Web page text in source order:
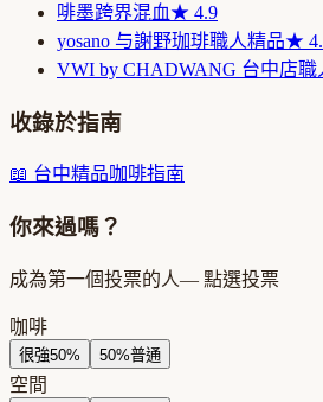
啡墨跨界混血★ 4.9
yosano 与謝野珈琲職人精品★
VWI by CHADWANG 台中店職
收錄於指南
📖 台中精品咖啡指南
你來過嗎？
成為第一個投票的人— 點選投票
咖啡
很強50% 50%普通
空間